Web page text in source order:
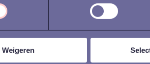
Weigeren